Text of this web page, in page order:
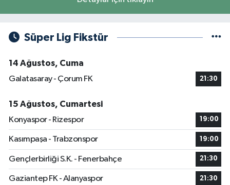
Süper Lig Fikstür
14 Ağustos, Cuma
Galatasaray - Çorum FK
21:30
15 Ağustos, Cumartesi
Konyaspor - Rizespor
19:00
Kasımpaşa - Trabzonspor 19:00
Gençlerbirliği S.K. - Fenerbahçe 21:30
Gaziantep FK - Alanyaspor 21:30